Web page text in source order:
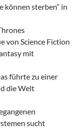
können sterben“ in
von Science Fiction
mit
führte zu einer
die Welt
sucht